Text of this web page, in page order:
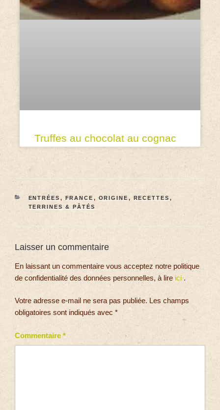
Truffes au chocolat au cognac
ENTRÉES , FRANCE ,ORIGINE , RECETTES ,
TERRINES & PÂTÉS
Laisser un commentaire
En laissant un commentaire vous acceptez notre politique
de confidentialité des données personnelles, à lire ici.
Votre adresse e-mail ne sera pas publiée. Les champs
obligatoires sont indiqués avec *
Commentaire *